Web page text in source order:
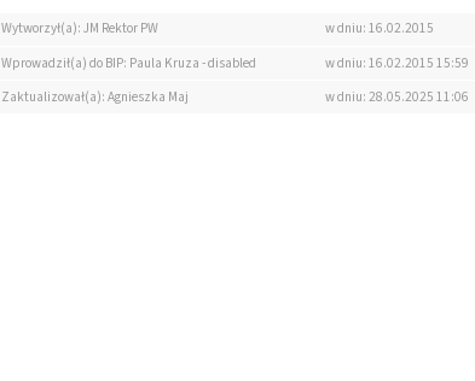
Wytworzył(a): JM Rektor PW
w dniu: 16.02.2015
Wprowadził(a) do BIP: Paula Kruza - disabled
w dniu: 16.02.2015 15:59
Zaktualizował(a): Agnieszka Maj
w dniu: 28.05.2025 11:06